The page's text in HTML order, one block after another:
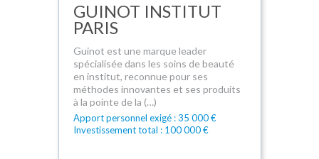
GUINOT INSTITUT
PARIS
Guinot est une marque leader
spécialisée dans les soins de beauté
en institut, reconnue pour ses
méthodes innovantes et ses produits
à la pointe de la (…)
Apport personnel exigé : 35 000 €
Investissement total : 100 000 €